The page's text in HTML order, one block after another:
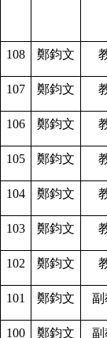
108 鄭鈞文
107 鄭鈞文
106 鄭鈞文
105 鄭鈞文
104 鄭鈞文
103 鄭鈞文
102 鄭鈞文
101 鄭鈞文 副
100 鄭鈞文 副